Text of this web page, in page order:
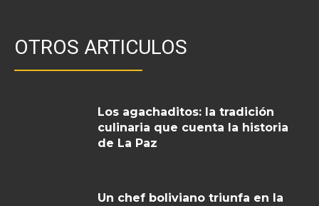
OTROS ARTICULOS
Los agachaditos: la tradición
culinaria que cuenta la historia
de La Paz
Un chef boliviano triunfa en la